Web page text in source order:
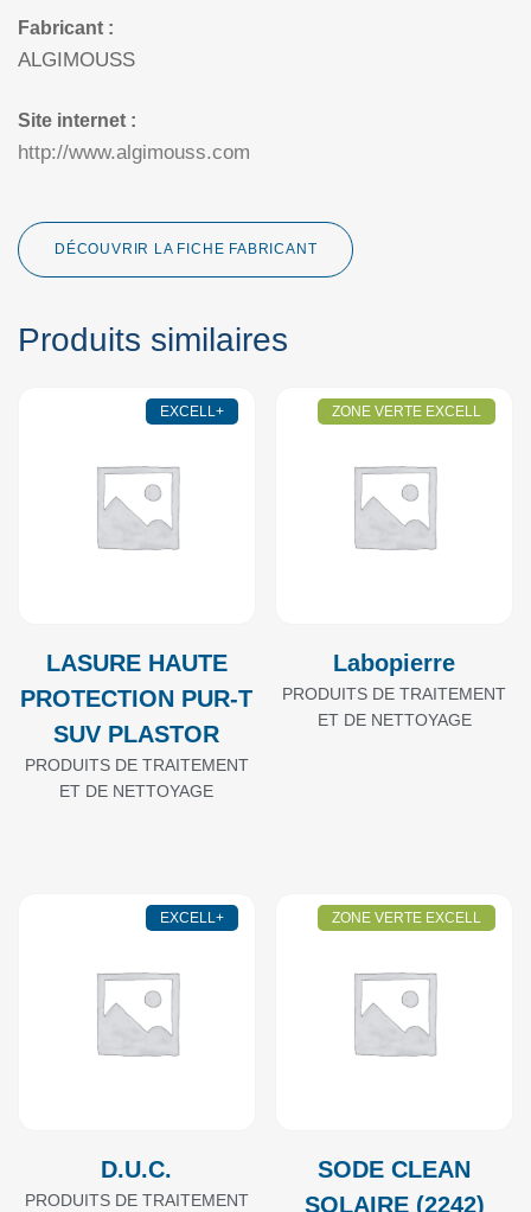
Fabricant :
ALGIMOUSS
Site internet :
http://www.algimouss.com
DÉCOUVRIR LA FICHE FABRICANT
Produits similaires
EXCELL+
LASURE HAUTE
PROTECTION PUR-T
SUV PLASTOR
PRODUITS DE TRAITEMENT
ET DE NETTOYAGE
ZONE VERTE EXCELL
Labopierre
PRODUITS DE TRAITEMENT
ET DE NETTOYAGE
EXCELL+
D.U.C.
PRODUITS DE TRAITEMENT
ZONE VERTE EXCELL
SODE CLEAN
SOLAIRE (2242)